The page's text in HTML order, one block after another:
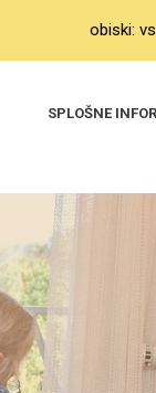
obiski:
SPLOŠNE